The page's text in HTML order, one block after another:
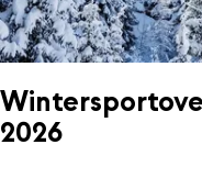
2026